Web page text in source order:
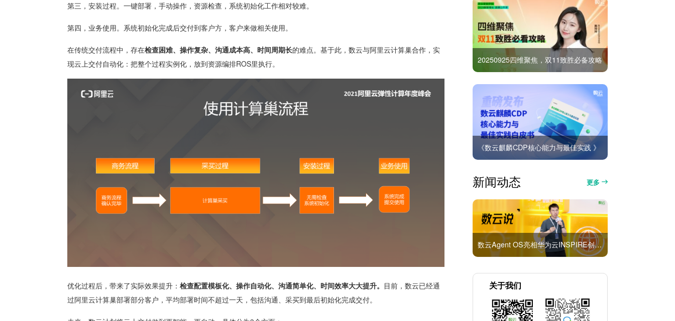
第三，安装过程。一键部署，手动操作，资源检查，系统初始化工作相对较难。
第四，业务使用。系统初始化完成后交付到客户方，客户来做相关使用。
在传统交付流程中，存在检查困难、操作复杂、沟通成本高、时间周期长的难点。基于此，数云与阿里云计算巢合作，实
现云上交付自动化：把整个过程实例化，放到资源编排ROS里执行。
优化过程后，带来了实际效果提升：检查配置模板化、操作自动化、沟通简单化、时间效率大大提升。 目前，数云已经通
过阿里云计算巢部署部分客户，平均部署时间不超过一天，包括沟通、采买到最后初始化完成交付。
20250925四维聚焦，双11致胜必备攻略
《数云麒麟CDP核心能力与最佳实践 》
新闻动态 更多
数云Agent OS亮相华为云INSPIRE创想者大会：以AI重构消费者运营与零售营销新范式
关于我们